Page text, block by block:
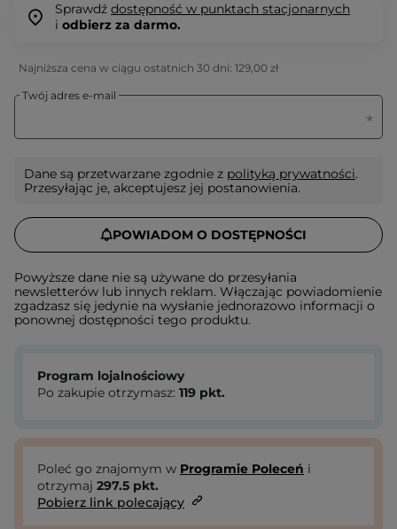
Sprawdź dostępność w punktach stacjonarnych
i odbierz za darmo.
Najniższa cena w ciągu ostatnich 30 dni: 129,00 zł
Twój adres e-mail
Dane są przetwarzane zgodnie z polityką prywatności.
Przesyłając je, akceptujesz jej postanowienia.
POWIADOM O DOSTĘPNOŚCI
Powyższe dane nie są używane do przesyłania
newsletterów lub innych reklam. Włączając powiadomienie
zgadzasz się jedynie na wysłanie jednorazowo informacji o
ponownej dostępności tego produktu.
Program lojalnościowy
Po zakupie otrzymasz: 119 pkt.
Poleć go znajomym w Programie Poleceń i
otrzymaj 297.5 pkt.
Pobierz link polecający